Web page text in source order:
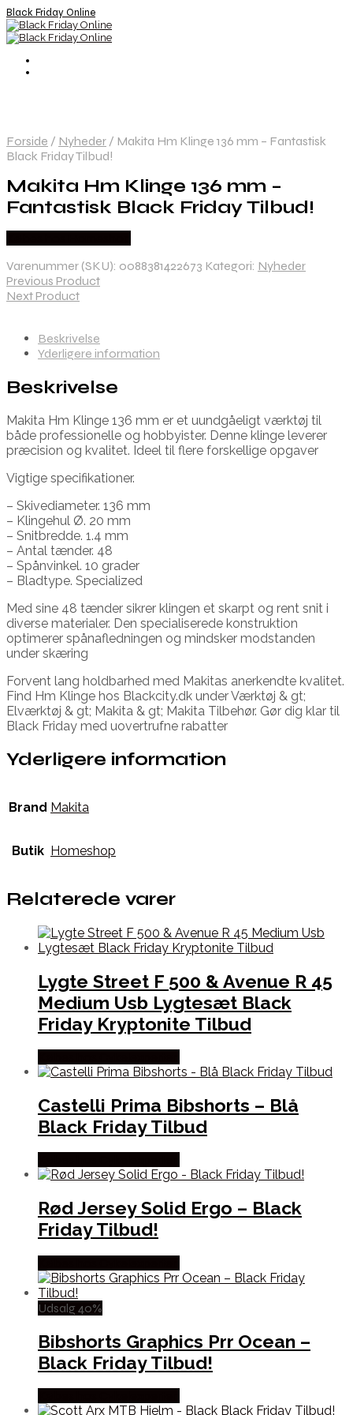
Black Friday Online
Forside / Nyheder / Makita Hm Klinge 136 mm – Fantastisk
Black Friday Tilbud!
Makita Hm Klinge 136 mm –
Fantastisk Black Friday Tilbud!
Varenummer (SKU): 0088381422673 Kategori: Nyheder
Previous Product
Next Product
Beskrivelse
Yderligere information
Beskrivelse
Makita Hm Klinge 136 mm er et uundgåeligt værktøj til
både professionelle og hobbyister. Denne klinge leverer
præcision og kvalitet. Ideel til flere forskellige opgaver
Vigtige specifikationer.
– Skivediameter. 136 mm
– Klingehul Ø. 20 mm
– Snitbredde. 1.4 mm
– Antal tænder. 48
– Spånvinkel. 10 grader
– Bladtype. Specialized
Med sine 48 tænder sikrer klingen et skarpt og rent snit i
diverse materialer. Den specialiserede konstruktion
optimerer spånafledningen og mindsker modstanden
under skæring
Forvent lang holdbarhed med Makitas anerkendte kvalitet.
Find Hm Klinge hos Blackcity.dk under Værktøj & gt;
Elværktøj & gt; Makita & gt; Makita Tilbehør. Gør dig klar til
Black Friday med uovertrufne rabatter
Yderligere information
Brand Makita
Butik Homeshop
Relaterede varer
Lygte Street F 500 & Avenue R 45
Medium Usb Lygtesæt Black
Friday Kryptonite Tilbud
Castelli Prima Bibshorts – Blå
Black Friday Tilbud
Rød Jersey Solid Ergo – Black
Friday Tilbud!
Udsalg 40%
Bibshorts Graphics Prr Ocean –
Black Friday Tilbud!